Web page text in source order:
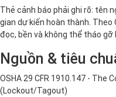
Thẻ cảnh báo phải ghi rõ: tên
gian dự kiến hoàn thành. Theo
đọc, bền và không thể tháo
Nguồn & tiêu
OSHA 29 CFR 1910.147 - The
(Lockout/Tagout)